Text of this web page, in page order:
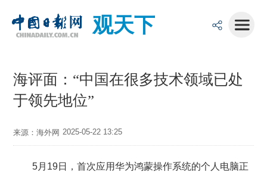
观天下
海评面：“中国在很多技术领域已处
于领先地位”
来源：海外网 2025-05-22 13:25
5月19日，首次应用华为鸿蒙操作系统的个人电脑正